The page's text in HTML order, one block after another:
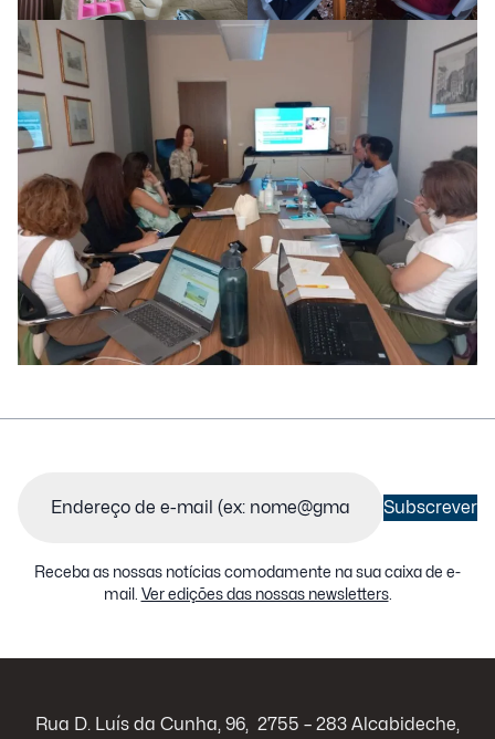
Subscrever
Receba as nossas notícias comodamente na sua caixa de e-
mail. Ver edições das nossas newsletters.
Rua D. Luís da Cunha, 96, 2755 – 283 Alcabideche,